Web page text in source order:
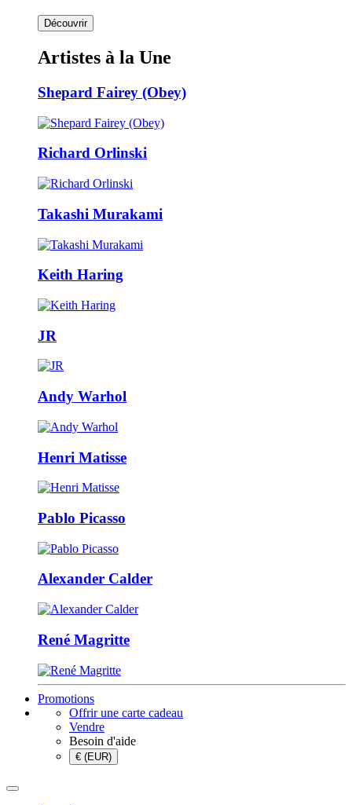
Découvrir
Artistes à la Une
Shepard Fairey (Obey)
Richard Orlinski
Takashi Murakami
Keith Haring
JR
Andy Warhol
Henri Matisse
Pablo Picasso
Alexander Calder
René Magritte
Promotions
Offrir une carte cadeau
Vendre
Besoin d'aide
€ (EUR)